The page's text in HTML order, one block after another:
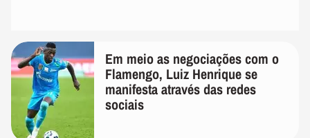
Em meio as negociações com o
Flamengo, Luiz Henrique se
manifesta através das redes
sociais